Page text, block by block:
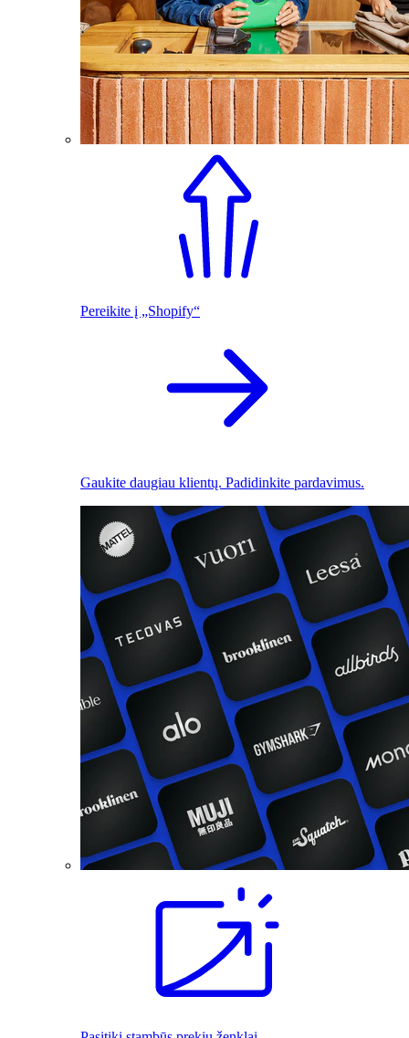
Pereikite į „Shopify“
Gaukite daugiau klientų. Padidinkite pardavimus.